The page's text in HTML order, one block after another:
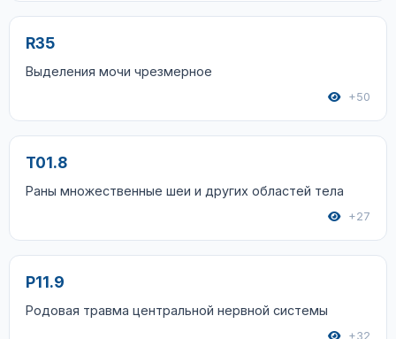
R35
Выделения мочи чрезмерное
+50
T01.8
Раны множественные шеи и других областей тела
+27
P11.9
Родовая травма центральной нервной системы
+32